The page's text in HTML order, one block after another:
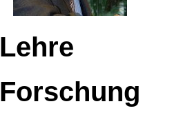
Lehre
Forschung